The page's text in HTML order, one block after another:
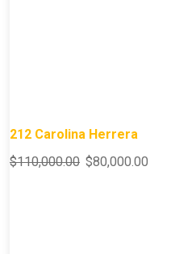
212 Carolina Herrera
$110,000.00 $80,000.00